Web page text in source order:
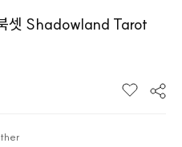
셋 Shadowland Tarot